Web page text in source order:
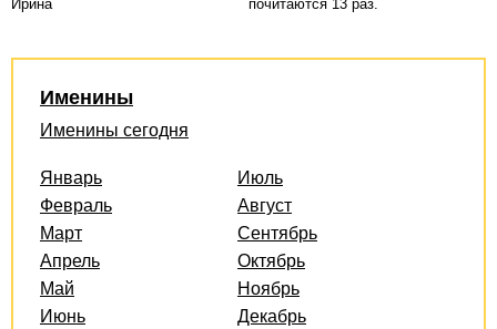
Ирина
почитаются 13 раз.
Именины
Именины сегодня
Январь
Февраль
Март
Апрель
Май
Июнь
Июль
Август
Сентябрь
Октябрь
Ноябрь
Декабрь